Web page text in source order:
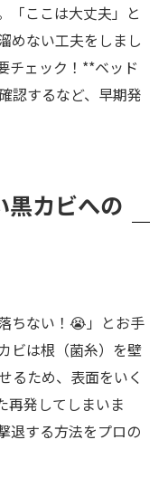
「ここは大丈夫」と
めない工夫をしまし
チェック！**ベッド
認するなど、早期発
黒カビへの
ちない！😭」とお手
ビは根（菌糸）を壁
るため、表面をいく
再発してしまいま
退する方法をプロの